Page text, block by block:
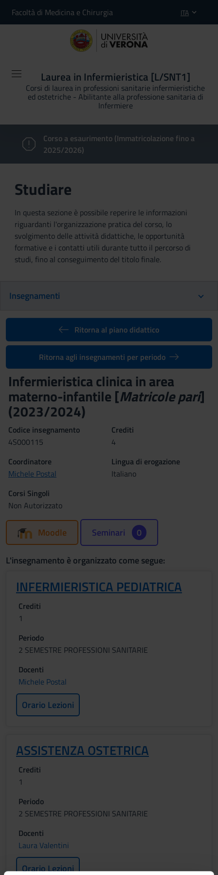
Facoltà di Medicina e Chirurgia ITA
Laurea in Infermieristica [L/SNT1]
Corsi di laurea in professioni sanitarie infermieristiche
ed ostetriche - Abilitante alla professione sanitaria di
Infermiere
Corso a esaurimento (Immatricolazione fino a
2025/2026)
Studiare
In questa sezione è possibile reperire le informazioni
riguardanti l'organizzazione pratica del corso, lo
svolgimento delle attività didattiche, le opportunità
formative e i contatti utili durante tutto il percorso di
studi, fino al conseguimento del titolo finale.
Insegnamenti
Ritorna al piano didattico
Ritorna agli insegnamenti per periodo
Infermieristica clinica in area
materno-infantile [Matricole pari]
(2023/2024)
Codice insegnamento
4S000115
Crediti
4
Coordinatore
Michele Postal
Lingua di erogazione
Italiano
Corsi Singoli
Non Autorizzato
Moodle Seminari 0
L'insegnamento è organizzato come segue:
INFERMIERISTICA PEDIATRICA
Crediti
1
Periodo
2 SEMESTRE PROFESSIONI SANITARIE
Docenti
Michele Postal
Orario Lezioni
ASSISTENZA OSTETRICA
Crediti
1
Periodo
2 SEMESTRE PROFESSIONI SANITARIE
Docenti
Laura Valentini
Orario Lezioni